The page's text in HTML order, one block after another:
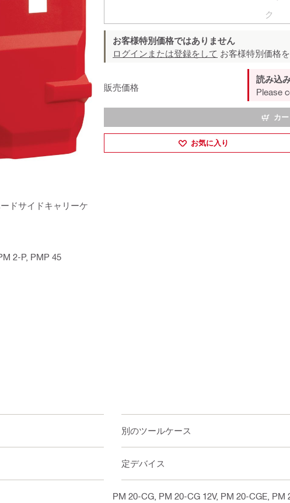
ドサイドキャリーケ
2-P, PMP 45
ク
お客様特別価格ではありません
ログインまたは登録をして お客様特別価格
販売価格
読み込
Please
カ
お気に入り
個別のツールケース
測定デバイス
PM 20-CG, PM 20-CG 12V, PM 20-CGE,